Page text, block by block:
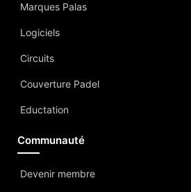
Marques Palas
Logiciels
Circuits
Couverture Padel
Eductation
Communauté
Devenir membre